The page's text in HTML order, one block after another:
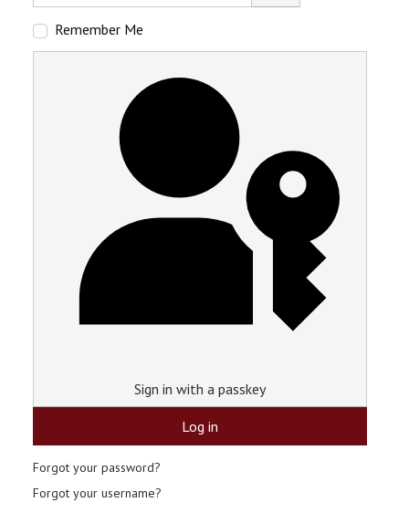
Show Password
Remember Me
Sign in with a passkey
Log in
Forgot your password?
Forgot your username?